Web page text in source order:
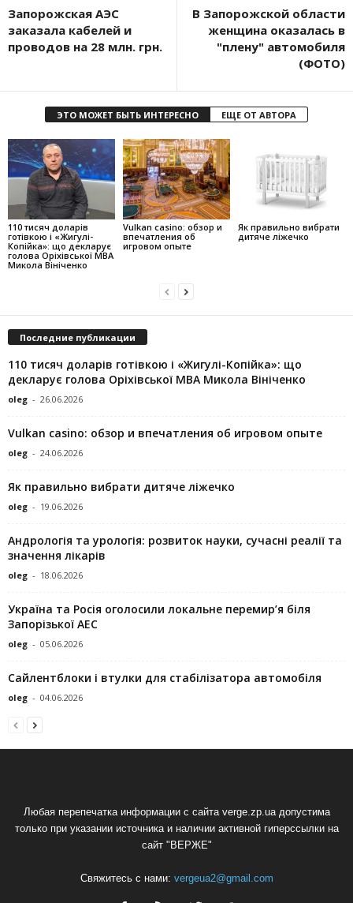
Запорожская АЭС
заказала кабелей и
проводов на 28 млн. грн.
В Запорожской области
женщина оказалась в
"плену" автомобиля
(ФОТО)
ЭТО МОЖЕТ БЫТЬ ИНТЕРЕСНО ЕЩЕ ОТ АВТОРА
110 тисяч доларів
готівкою і «Жигулі-
Копійка»: що декларує
голова Оріхівської МВА
Микола Вініченко
Vulkan casino: обзор и
впечатления об
игровом опыте
Як правильно вибрати
дитяче ліжечко
Последние публикации
110 тисяч доларів готівкою і «Жигулі-Копійка»: що
декларує голова Оріхівської МВА Микола Вініченко
oleg - 26.06.2026
Vulkan casino: обзор и впечатления об игровом опыте
oleg - 24.06.2026
Як правильно вибрати дитяче ліжечко
oleg - 19.06.2026
Андрологія та урологія: розвиток науки, сучасні реалії та
значення лікарів
oleg - 18.06.2026
Україна та Росія оголосили локальне перемир’я біля
Запорізької АЕС
oleg - 05.06.2026
Сайлентблоки і втулки для стабілізатора автомобіля
oleg - 04.06.2026
Любая перепечатка информации с сайта verge.zp.ua допустима
только при указании источника и наличии активной гиперссылки на
сайт "ВЕРЖЕ"
Свяжитесь с нами: vergeua2@gmail.com